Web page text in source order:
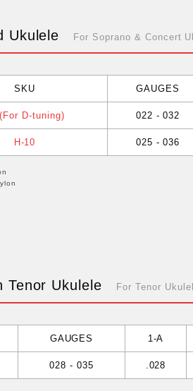
Ukulele For Soprano & Concert
SKU GAUGES
D-tuning) 022 - 032
H-10 025 - 036
Tenor Ukulele For Tenor
GAUGES 1-A
028 - 035 .028